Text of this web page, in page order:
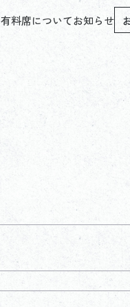
有料席についてお知らせ